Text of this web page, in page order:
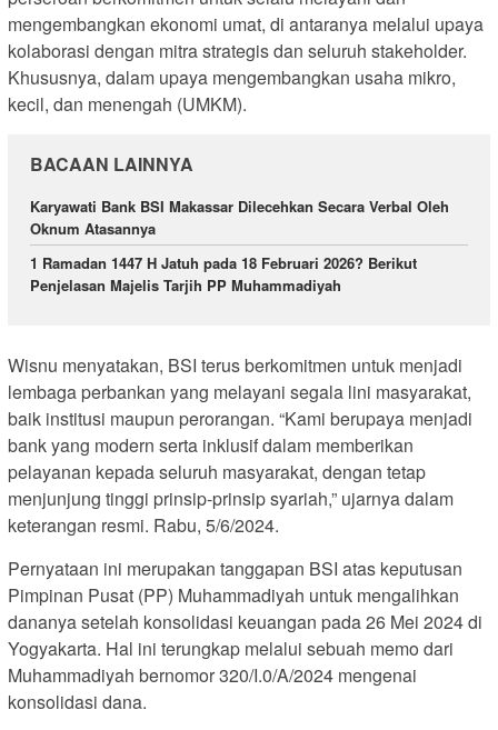
mengembangkan ekonomi umat, di antaranya melalui upaya
kolaborasi dengan mitra strategis dan seluruh stakeholder.
Khususnya, dalam upaya mengembangkan usaha mikro,
kecil, dan menengah (UMKM).
BACAAN LAINNYA
Karyawati Bank BSI Makassar Dilecehkan Secara Verbal Oleh
Oknum Atasannya
1 Ramadan 1447 H Jatuh pada 18 Februari 2026? Berikut
Penjelasan Majelis Tarjih PP Muhammadiyah
Wisnu menyatakan, BSI terus berkomitmen untuk menjadi
lembaga perbankan yang melayani segala lini masyarakat,
baik institusi maupun perorangan. “Kami berupaya menjadi
bank yang modern serta inklusif dalam memberikan
pelayanan kepada seluruh masyarakat, dengan tetap
menjunjung tinggi prinsip-prinsip syariah,” ujarnya dalam
keterangan resmi. Rabu, 5/6/2024.
Pernyataan ini merupakan tanggapan BSI atas keputusan
Pimpinan Pusat (PP) Muhammadiyah untuk mengalihkan
dananya setelah konsolidasi keuangan pada 26 Mei 2024 di
Yogyakarta. Hal ini terungkap melalui sebuah memo dari
Muhammadiyah bernomor 320/I.0/A/2024 mengenai
konsolidasi dana.